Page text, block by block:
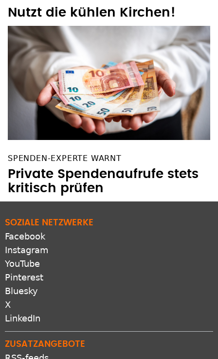
Nutzt die kühlen Kirchen!
SPENDEN-EXPERTE WARNT
Private Spendenaufrufe stets
kritisch prüfen
SOZIALE NETZWERKE
Facebook
Instagram
YouTube
Pinterest
Bluesky
X
LinkedIn
ZUSATZANGEBOTE